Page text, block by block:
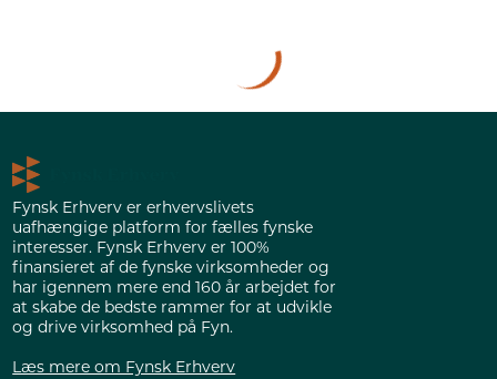
Fynsk Erhverv er erhvervslivets
uafhængige platform for fælles fynske
interesser. Fynsk Erhverv er 100%
finansieret af de fynske virksomheder og
har igennem mere end 160 år arbejdet for
at skabe de bedste rammer for at udvikle
og drive virksomhed på Fyn.
Læs mere om Fynsk Erhverv